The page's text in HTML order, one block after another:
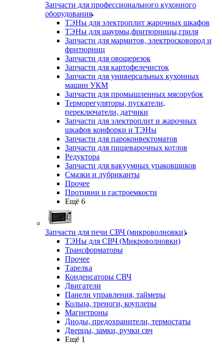
Запчасти для профессионального кухонного
оборудования
ТЭНы для электроплит жарочных шкафов
ТЭНы для шаурмы,фритюрницы,гриля
Запчасти для мармитов, электросковород и
фритюрниц
Запчасти для овощерезок
Запчасти для картофелечисток
Запчасти для универсальных кухонных
машин УКМ
Запчасти для промышленных мясорубок
Терморегуляторы, пускатели,
переключатели, датчики
Запчасти для электроплит и жарочных
шкафов конфорки и ТЭНы
Запчасти для пароконвектоматов
Запчасти для пищеварочных котлов
Редуктора
Запчасти для вакуумных упаковщиков
Смазки и лубриканты
Прочее
Противни и гастроемкости
Ещё 6
Запчасти для печи СВЧ (микроволновки)
ТЭНы для СВЧ (Микроволновки)
Трансформаторы
Прочее
Тарелка
Конденсаторы СВЧ
Двигатели
Панели управления, таймеры
Кольца, треноги, коуплеры
Магнетроны
Диоды, предохранители, термостаты
Дверцы, замки, ручки свч
Ещё 1